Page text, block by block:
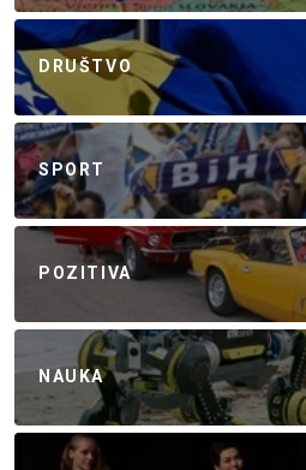
DRUŠTVO
SPORT
POZITIVA
NAUKA